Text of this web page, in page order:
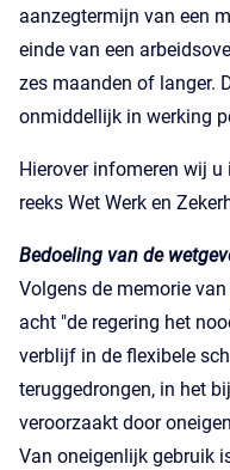
aanzegtermijn van een
einde van een
zes maanden of langer.
onmiddellijk in werking
Hierover infomeren wij
reeks Wet Werk en
Bedoeling van de
Volgens de memorie
acht "de regering het
verblijf in de flexibele
teruggedrongen, in het
veroorzaakt door
Van oneigenlijk gebruik